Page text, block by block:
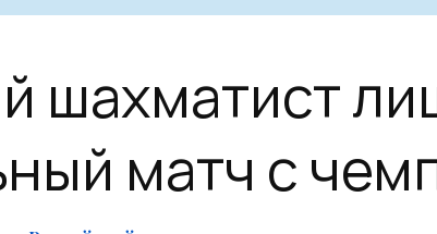
шахматист
матч с